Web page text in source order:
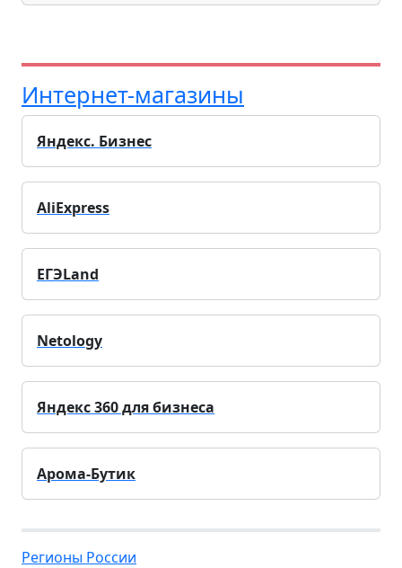
Интернет-магазины
Яндекс. Бизнес
AliExpress
ЕГЭLand
Netology
Яндекс 360 для бизнеса
Арома-Бутик
Регионы России